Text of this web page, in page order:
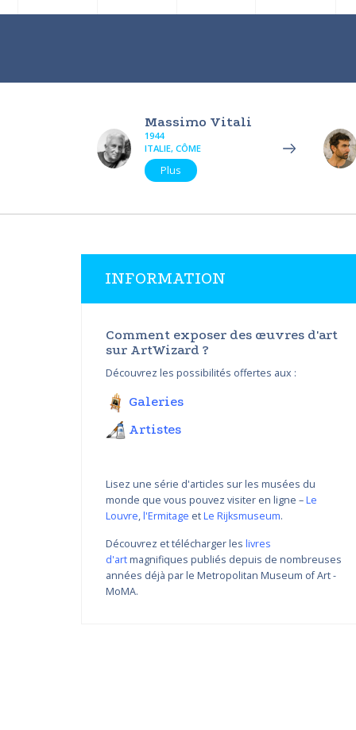
Massimo Vitali
1944
ITALIE, CÔME
Plus
INFORMATION
Comment exposer des œuvres d'art
sur ArtWizard ?
Découvrez les possibilités offertes aux :
Galeries
Artistes
Lisez une série d'articles sur les musées du
monde que vous pouvez visiter en ligne –Le
Louvre,l'Ermitage etLe Rijksmuseum.
Découvrez et télécharger les livres
d'artmagnifiques publiés depuis de nombreuses
années déjà par le Metropolitan Museum of Art -
MoMA.
Variations de couleur de
Nikolay Yanakiev I
22.03.2018 - 31.09.2018